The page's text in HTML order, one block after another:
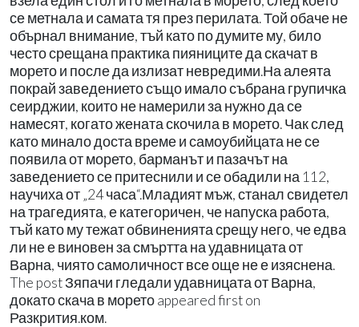
се метнала и самата тя през перилата. Той обаче не
обърнал внимание, тъй като по думите му, било
често срещана практика пияниците да скачат в
морето и после да излизат невредими.На алеята
покрай заведението също имало събрана групичка
сеирджии, които не намерили за нужно да се
намесят, когато жената скочила в морето. Чак след
като минало доста време и самоубийцата не се
появила от морето, барманът и пазачът на
заведението се притеснили и се обадили на 112,
научиха от „24 часа“.Младият мъж, станал свидетел
на трагедията, е категоричен, че напуска работа,
тъй като му тежат обвиненията срещу него, че едва
ли не е виновен за смъртта на удавницата от
Варна, чиято самоличност все още не е изяснена.
The post Зяпачи гледали удавницата от Варна,
докато скача в морето appeared first on
Разкрития.ком.